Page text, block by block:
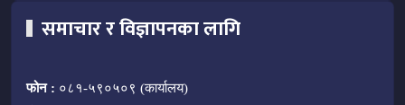
समाचार र विज्ञापनका लागि
फोन : ०८१-५९०५०९ (कार्यालय)